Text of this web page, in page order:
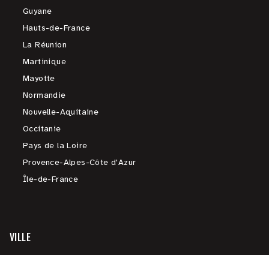
Guyane
Hauts-de-France
La Réunion
Martinique
Mayotte
Normandie
Nouvelle-Aquitaine
Occitanie
Pays de la Loire
Provence-Alpes-Côte d'Azur
Île-de-France
VILLE